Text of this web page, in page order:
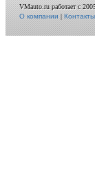
VMauto.ru работает с
О компании|Контакты